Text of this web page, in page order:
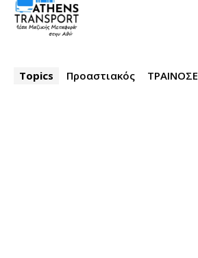
Topics Προαστιακός ΤΡΑΙΝΟΣΕ